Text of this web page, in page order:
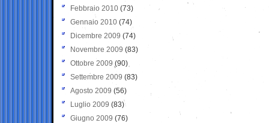
Febbraio 2010 (73)
Gennaio 2010 (74)
Dicembre 2009 (74)
Novembre 2009 (83)
Ottobre 2009 (90)
Settembre 2009 (83)
Agosto 2009 (56)
Luglio 2009 (83)
Giugno 2009 (76)